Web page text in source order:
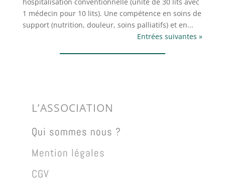
1 médecin pour 10 lits). Une compétence en soins de
support (nutrition, douleur, soins palliatifs) et en...
Entrées suivantes »
L’ASSOCIATION
Qui sommes nous ?
Mention légales
CGV